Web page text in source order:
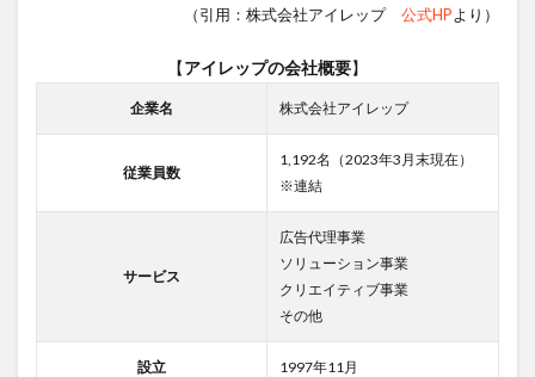
（引用：株式会社アイレップ 公式HPより）
【アイレップの会社概要】
企業名 株式会社アイレップ
従業員数
1,192名（2023年3月末現在）
※連結
サービス
広告代理事業
ソリューション事業
クリエイティブ事業
その他
設立 1997年11月